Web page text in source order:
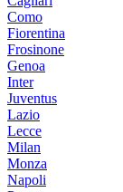
Como
Fiorentina
Frosinone
Genoa
Inter
Juventus
Lazio
Lecce
Milan
Monza
Napoli